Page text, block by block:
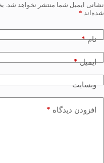
نشانی ایمیل شما منتشر نخواهد شد.
شده‌اند *
نام*
ایمیل*
وبسایت
افزودن دیدگاه *